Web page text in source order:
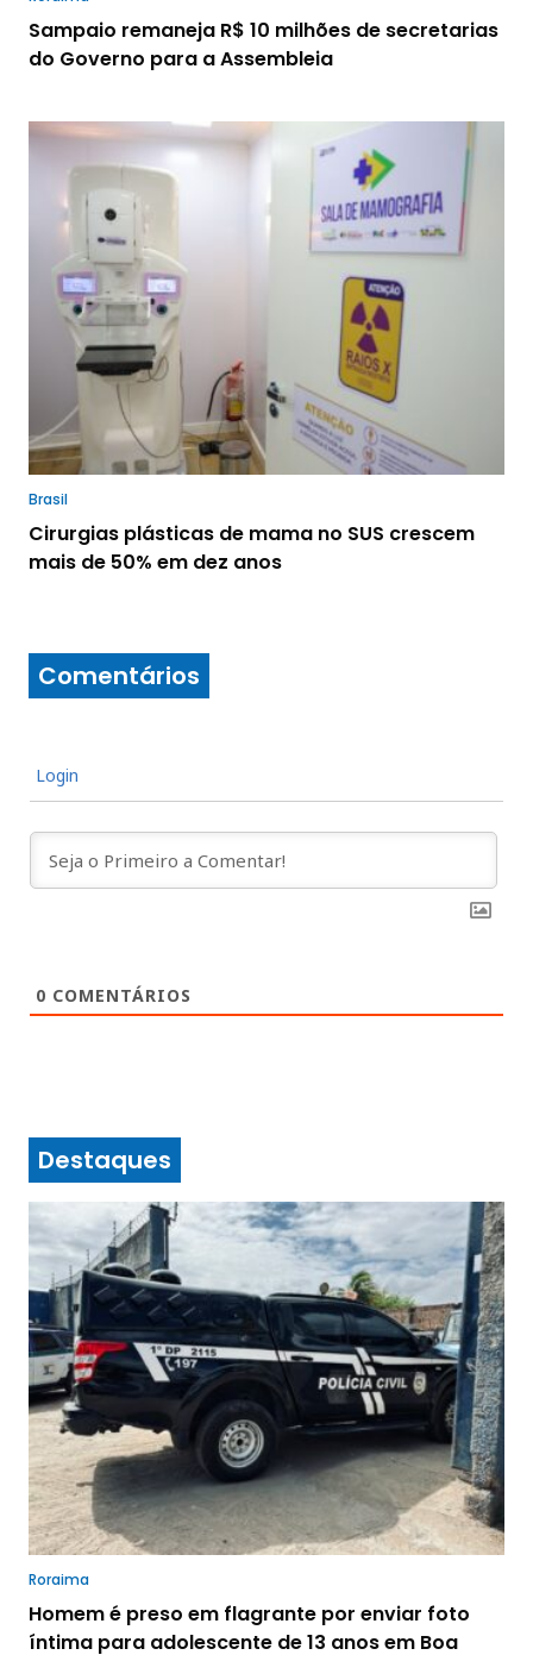
Sampaio remaneja R$ 10 milhões de secretarias
do Governo para a Assembleia
Brasil
Cirurgias plásticas de mama no SUS crescem
mais de 50% em dez anos
Comentários
Login
0 COMENTÁRIOS
Destaques
Roraima
Homem é preso em flagrante por enviar foto
íntima para adolescente de 13 anos em Boa